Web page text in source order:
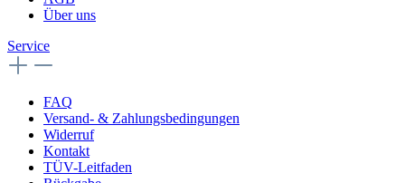
Über uns
Service
FAQ
Versand- & Zahlungsbedingungen
Widerruf
Kontakt
TÜV-Leitfaden